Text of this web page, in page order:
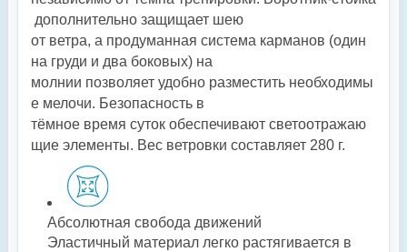
дополнительно защищает шею
от ветра, а продуманная система карманов (один
на груди и два боковых) на
молнии позволяет удобно разместить необходимы
е мелочи. Безопасность в
тёмное время суток обеспечивают светоотражаю
щие элементы. Вес ветровки составляет 280 г.
Абсолютная свобода движений
Эластичный материал легко растягивается в